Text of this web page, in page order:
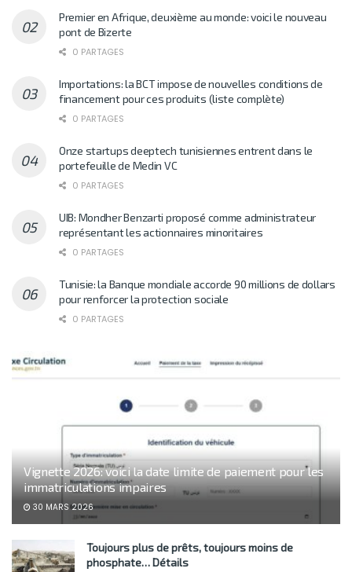
Premier en Afrique, deuxième au monde: voici le nouveau
pont de Bizerte
0 PARTAGES
Importations: la BCT impose de nouvelles conditions de
financement pour ces produits (liste complète)
0 PARTAGES
Onze startups deeptech tunisiennes entrent dans le
portefeuille de Medin VC
0 PARTAGES
UIB: Mondher Benzarti proposé comme administrateur
représentant les actionnaires minoritaires
0 PARTAGES
Tunisie: la Banque mondiale accorde 90 millions de dollars
pour renforcer la protection sociale
0 PARTAGES
Vignette 2026: voici la date limite de paiement pour les
immatriculations impaires
30 MARS 2026
Toujours plus de prêts, toujours moins de
phosphate… Détails